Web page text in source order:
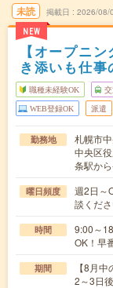
未読
NEW
掲載日 2026/08/
【オープニ
き添いも仕事
職種未経験OK
WEB登録OK 派遣
勤務地
札幌市
中央区
条駅か
曜日頻度
週2日～
談くださ
時間
9:00～
OK！早
期間
【8月
2～3日